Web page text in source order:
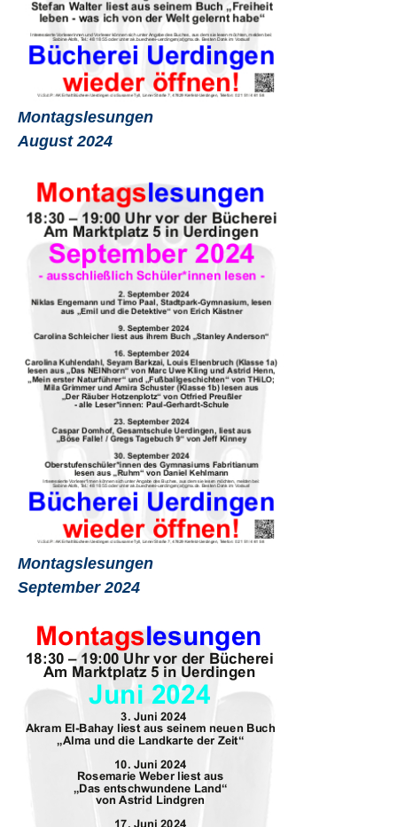
Montagslesungen
August 2024
Montagslesungen
September 2024